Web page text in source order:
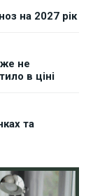
на 2027 рік
не
в ціні
та